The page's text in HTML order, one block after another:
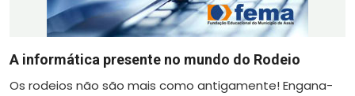
A informática presente no mundo do Rodeio
Os rodeios não são mais como antigamente! Engana-